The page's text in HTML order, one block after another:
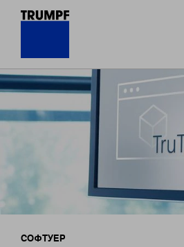
СОФТУЕР